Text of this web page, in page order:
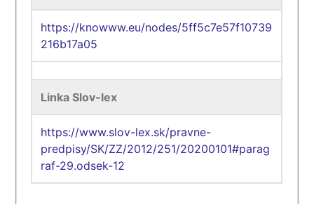
https://knowww.eu/nodes/5ff5c7e57f10739
216b17a05
Linka Slov-lex
https://www.slov-lex.sk/pravne-
predpisy/SK/ZZ/2012/251/20200101#parag
raf-29.odsek-12